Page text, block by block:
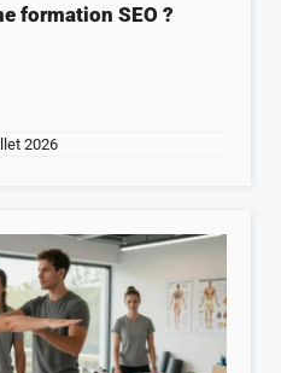
formation SEO ?
2026